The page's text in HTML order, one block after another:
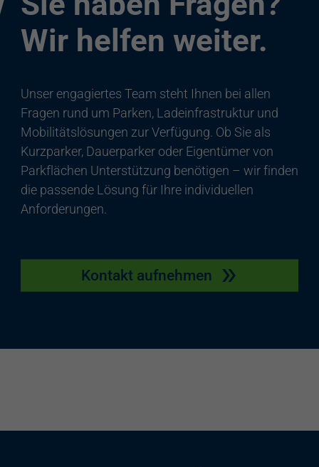
Wir helfen weiter.
Unser engagiertes Team steht Ihnen bei allen
Fragen rund um Parken, Ladeinfrastruktur und
Mobilitätslösungen zur Verfügung. Ob Sie als
Kurzparker, Dauerparker oder Eigentümer von
Parkflächen Unterstützung benötigen – wir finden
die passende Lösung für Ihre individuellen
Anforderungen.
Kontakt aufnehmen